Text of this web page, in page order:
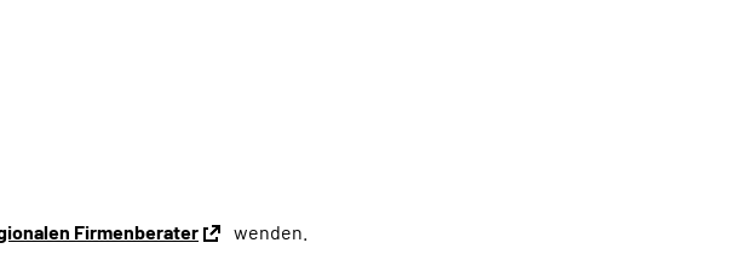
Firmenberater wenden.